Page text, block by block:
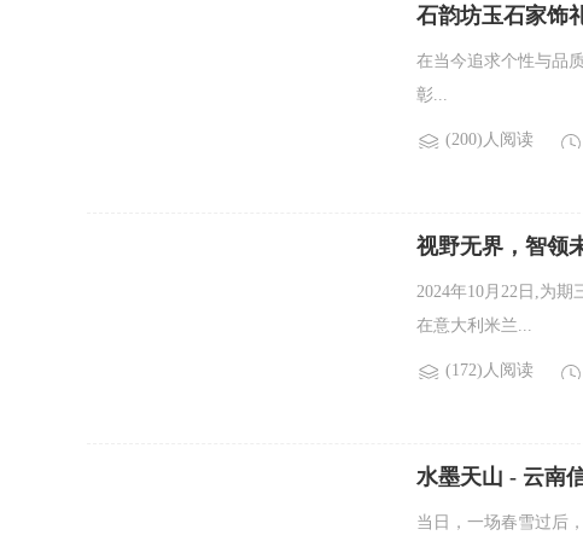
石韵坊玉石家饰
在当今追求个性与品
彰...
(200)人阅读
视野无界，智领
2024年10月22日,为
在意大利米兰...
(172)人阅读
水墨天山 - 云南
当日，一场春雪过后